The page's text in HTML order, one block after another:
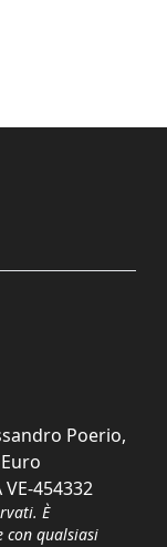
Poerio,
VE-454332
È
con qualsiasi